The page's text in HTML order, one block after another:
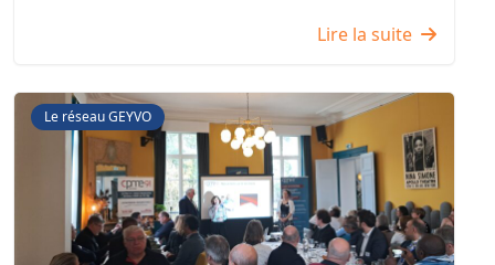
Lire la suite
Le réseau GEYVO